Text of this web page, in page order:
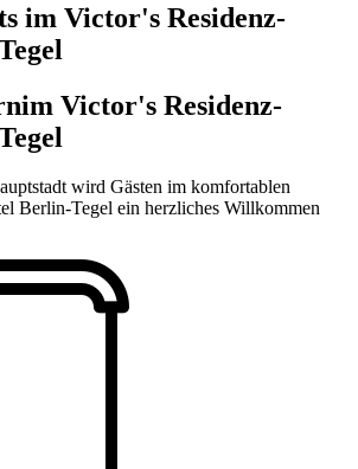
im Victor's Residenz-
im Victor's Residenz-
wird Gästen im komfortablen
Berlin-Tegel ein herzliches Willkommen